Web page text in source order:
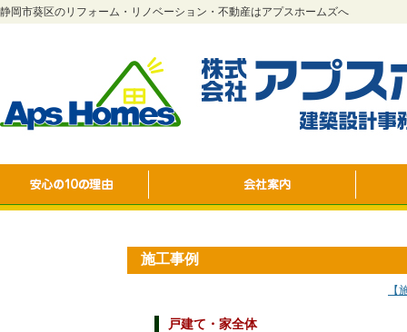
静岡市葵区のリフォーム・リノベーション・不動産はアプスホームズへ
施工事例
【
戸建て・家全体